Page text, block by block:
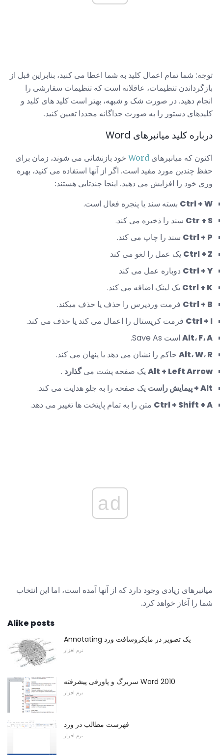
توجه: شما تمام اعمال کلید به شما اعطا می کنید، بنابراین قبل از
بازگرداندن تنظیمات، عاقلانه است که تنظیمات سفارشی را
انجام دهید. در صورت شک و شبهه، بهتر است کلید های کلید و
کلیدهای دستور را به صورت جداگانه مجددا تعیین کنید.
درباره کلید میانبرهای Word
اکنون که میانبرهای Wordخود بازنشانی می شوند، زمان برای
حفظ چندین مورد مفید است. اگر از آنها استفاده می کنید، بهره
وری خود را افزایش می دهید. اینجا چندتایی هستند:
Ctrl + W بسته سند یا پنجره فعال است.
Ctr + S سند را ذخیره می کند.
Ctrl + P سند را چاپ می کند.
Ctrl + Z یک عمل را لغو می کند
Ctrl + Y دوباره عمل می کند
Ctrl + K یک لینک اضافه می کند.
Ctrl + B فرمت وردپرس را حذف یا حذف میکند.
Ctrl + I فرمت کریستال را اعمال می کند یا حذف می کند.
Alt، F، A است Save As.
Alt، W، R حاکم را نشان می دهد یا پنهان می کند.
Alt + Left Arrow یک صفحه پشت میگذارد .
Alt + پیمایش راست
یک صفحه را به جلو هدایت می کند.
Ctrl + Shift + A متن را به تمام پایتخت ها تغییر می دهد.
ad
میانبرهای زیادی وجود دارد که از آنها آمده است، اما این انتخاب
شما را آغاز خواهد کرد.
Alike posts
Annotating یک تصویر در مایکروسافت ورد
نرم افزار
سربرگ و پاورقی پیشرفته Word 2010
نرم افزار
فهرست مطالب در ورد
نرم افزار